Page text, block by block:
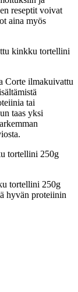
reseptit voivat
aina myös
kinkku tortellini
Corte ilmakuivattu
tai
taas yksi
tortellini 250g
tortellini 250g
hyvän proteiinin